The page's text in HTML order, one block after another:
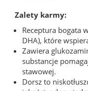
Zalety karmy:
Receptura bogata
DHA), które
Zawiera
substancje
stawowej.
Dorsz to